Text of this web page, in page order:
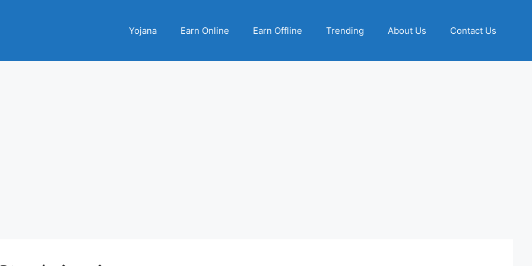
Yojana Earn Online Earn Offline Trending About Us Contact Us